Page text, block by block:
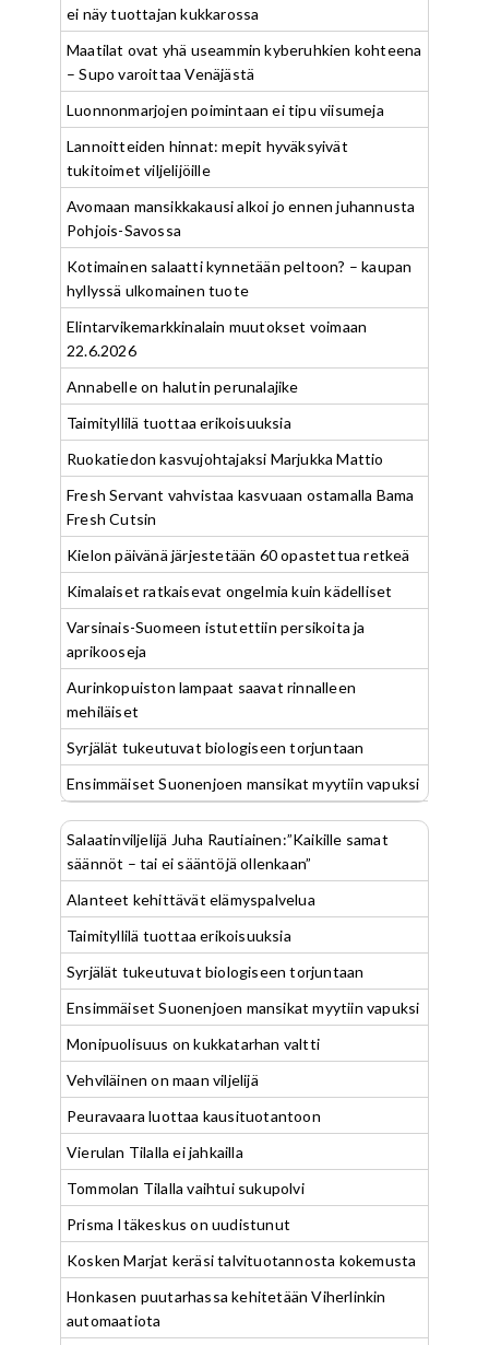
ei näy tuottajan kukkarossa
Maatilat ovat yhä useammin kyberuhkien kohteena
– Supo varoittaa Venäjästä
Luonnonmarjojen poimintaan ei tipu viisumeja
Lannoitteiden hinnat: mepit hyväksyivät
tukitoimet viljelijöille
Avomaan mansikkakausi alkoi jo ennen juhannusta
Pohjois-Savossa
Kotimainen salaatti kynnetään peltoon? – kaupan
hyllyssä ulkomainen tuote
Elintarvikemarkkinalain muutokset voimaan
22.6.2026
Annabelle on halutin perunalajike
Taimityllilä tuottaa erikoisuuksia
Ruokatiedon kasvujohtajaksi Marjukka Mattio
Fresh Servant vahvistaa kasvuaan ostamalla Bama
Fresh Cutsin
Kielon päivänä järjestetään 60 opastettua retkeä
Kimalaiset ratkaisevat ongelmia kuin kädelliset
Varsinais-Suomeen istutettiin persikoita ja
aprikooseja
Aurinkopuiston lampaat saavat rinnalleen
mehiläiset
Syrjälät tukeutuvat biologiseen torjuntaan
Ensimmäiset Suonenjoen mansikat myytiin vapuksi
Salaatinviljelijä Juha Rautiainen:”Kaikille samat
säännöt – tai ei sääntöjä ollenkaan”
Alanteet kehittävät elämyspalvelua
Taimityllilä tuottaa erikoisuuksia
Syrjälät tukeutuvat biologiseen torjuntaan
Ensimmäiset Suonenjoen mansikat myytiin vapuksi
Monipuolisuus on kukkatarhan valtti
Vehviläinen on maan viljelijä
Peuravaara luottaa kausituotantoon
Vierulan Tilalla ei jahkailla
Tommolan Tilalla vaihtui sukupolvi
Prisma Itäkeskus on uudistunut
Kosken Marjat keräsi talvituotannosta kokemusta
Honkasen puutarhassa kehitetään Viherlinkin
automaatiota